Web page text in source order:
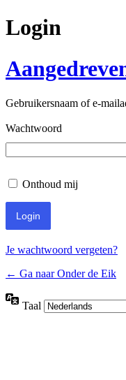
Login
Gebruikersnaam of e-
Wachtwoord
Onthoud mij
Je wachtwoord vergeten?
← Ga naar Onder de Eik
Taal